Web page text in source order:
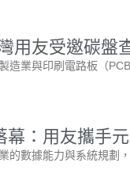
用友受邀碳
造業與印刷電路板（
幕：用友攜手
的數據能力與系統規